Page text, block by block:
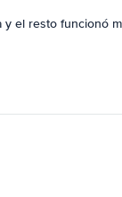
el resto funcionó